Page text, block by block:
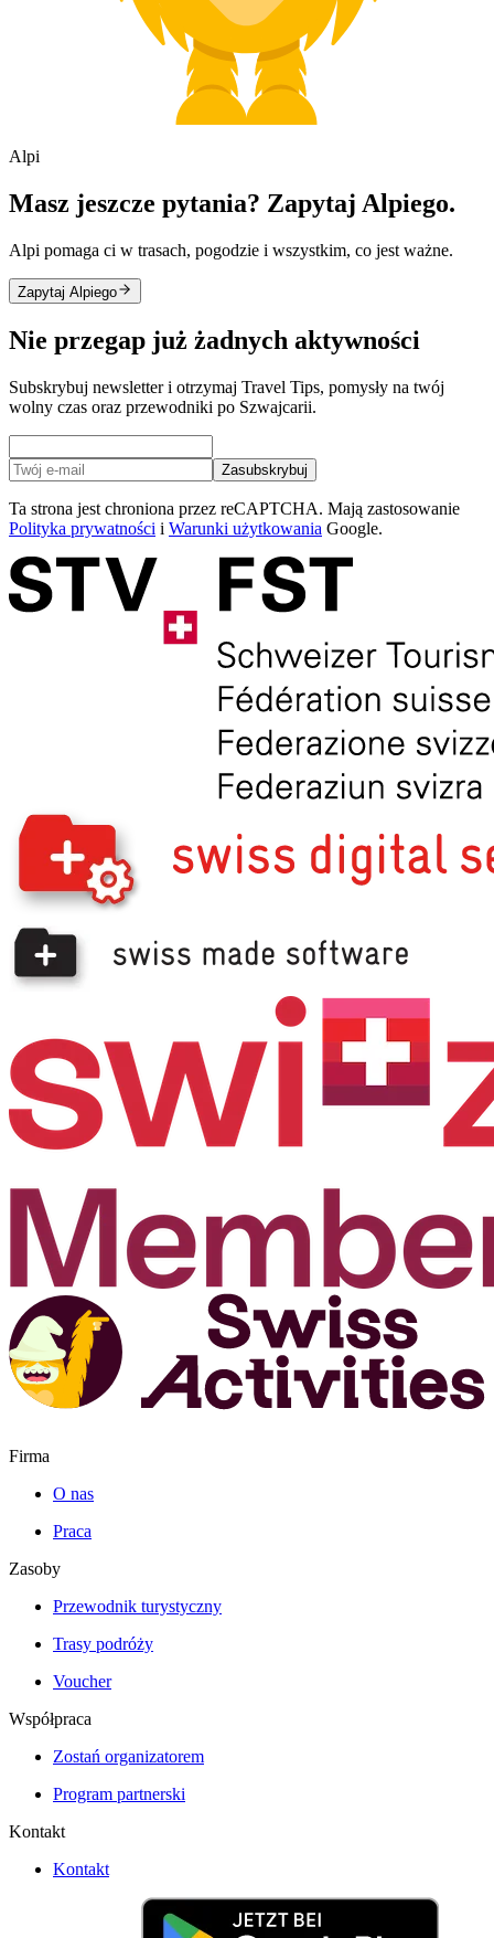
Alpi
Masz jeszcze pytania? Zapytaj Alpiego.
Alpi pomaga ci w trasach, pogodzie i wszystkim, co jest ważne.
Zapytaj Alpiego
Nie przegap już żadnych aktywności
Subskrybuj newsletter i otrzymaj Travel Tips, pomysły na twój
wolny czas oraz przewodniki po Szwajcarii.
Zasubskrybuj
Ta strona jest chroniona przez reCAPTCHA. Mają zastosowanie
Polityka prywatności i Warunki użytkowania Google.
Firma
O nas
Praca
Zasoby
Przewodnik turystyczny
Trasy podróży
Voucher
Współpraca
Zostań organizatorem
Program partnerski
Kontakt
Kontakt